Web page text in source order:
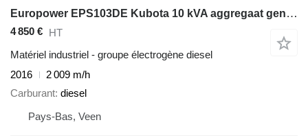
Europower EPS103DE Kubota 10 kVA aggregaat generatorset
4 850 € HT
Matériel industriel - groupe électrogène diesel
2016
2 009 m/h
Carburant diesel
Pays-Bas, Veen